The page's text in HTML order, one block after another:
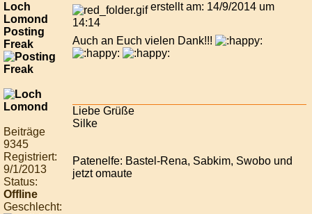
Loch
Lomond
Posting
Freak
Beiträge
9345
Registriert:
9/1/2013
Status:
Offline
Geschlecht:
erstellt am: 14/9/2014 um
14:14
Auch an Euch vielen Dank!!!
Liebe Grüße
Silke
Patenelfe: Bastel-Rena, Sabkim, Swobo und
jetzt omaute